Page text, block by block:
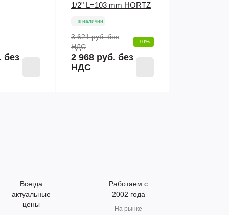
без
1/2" L=103 mm HORTZ
в наличии
3 621 руб.без
НДС
-10%
2 968 руб. без
НДС
Всегда
актуальные
цены
Работаем с
2002 года
На рынке